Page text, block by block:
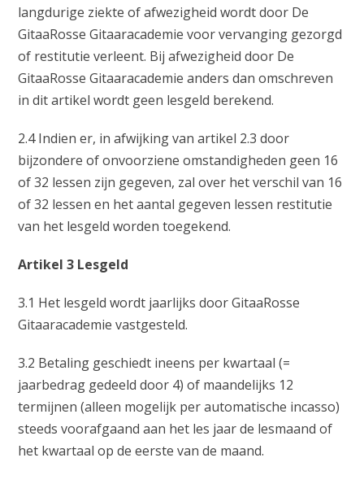
langdurige ziekte of afwezigheid wordt door De
GitaaRosse Gitaaracademie voor vervanging gezorgd
of restitutie verleent. Bij afwezigheid door De
GitaaRosse Gitaaracademie anders dan omschreven
in dit artikel wordt geen lesgeld berekend.
2.4 Indien er, in afwijking van artikel 2.3 door
bijzondere of onvoorziene omstandigheden geen 16
of 32 lessen zijn gegeven, zal over het verschil van 16
of 32 lessen en het aantal gegeven lessen restitutie
van het lesgeld worden toegekend.
Artikel 3 Lesgeld
3.1 Het lesgeld wordt jaarlijks door GitaaRosse
Gitaaracademie vastgesteld.
3.2 Betaling geschiedt ineens per kwartaal (=
jaarbedrag gedeeld door 4) of maandelijks 12
termijnen (alleen mogelijk per automatische incasso)
steeds voorafgaand aan het les jaar de lesmaand of
het kwartaal op de eerste van de maand.